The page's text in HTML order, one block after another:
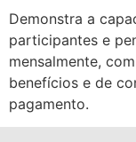
Demonstra a
participantes e
mensalmente,
benefícios e de
pagamento.